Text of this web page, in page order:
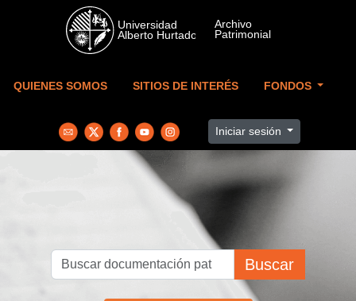
Skip to main content
QUIENES SOMOS SITIOS DE INTERÉS FONDOS
Iniciar sesión
Buscar